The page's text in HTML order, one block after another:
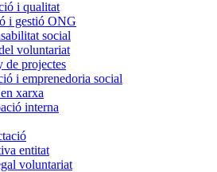
i qualitat
i gestió ONG
social
voluntariat
de projectes
i emprenedoria social
xarxa
interna
entitat
voluntariat